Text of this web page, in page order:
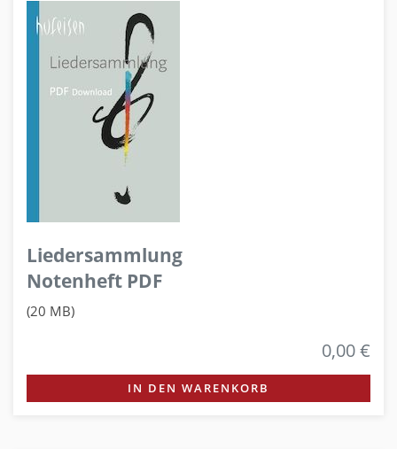
Liedersammlung
Notenheft PDF
(20 MB)
0,00 €
IN DEN WARENKORB